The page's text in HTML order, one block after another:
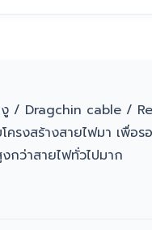
งู / Dragchin cable /
รงสร้างสายไฟมา เพื่อร
กว่าสายไฟทั่วไปมาก